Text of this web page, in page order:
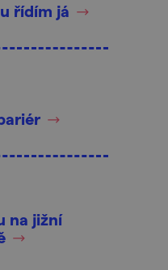
řídím já
na jižní